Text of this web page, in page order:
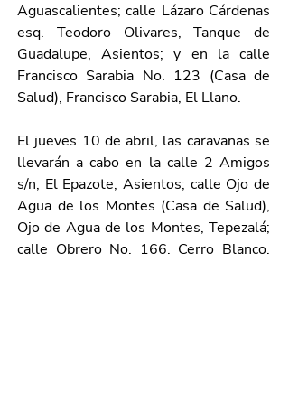
Aguascalientes; calle Lázaro Cárdenas
esq. Teodoro Olivares, Tanque de
Guadalupe, Asientos; y en la calle
Francisco Sarabia No. 123 (Casa de
Salud), Francisco Sarabia, El Llano.
El jueves 10 de abril, las caravanas se
llevarán a cabo en la calle 2 Amigos
s/n, El Epazote, Asientos; calle Ojo de
Agua de los Montes (Casa de Salud),
Ojo de Agua de los Montes, Tepezalá;
calle Obrero No. 166, Cerro Blanco,